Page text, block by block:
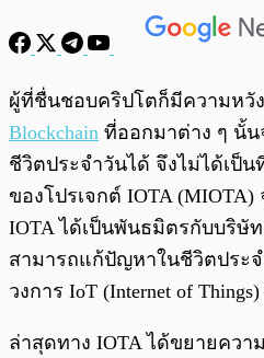
พร้อมเล่น
ผู้ที่ชื่นชอบคริปโตก็มีความหวั
Blockchain ที่ออกมาต่าง ๆ นั้
ชีวิตประจำวันได้ จึงไม่ได้เป็
ของโปรเจกต์ IOTA
IOTA ได้เป็นพันธมิตรกับบริษั
สามารถแก้ปัญหาในชีวิตประ
วงการ IoT (Internet of
ล่าสุดทาง IOTA ได้ขยายคว